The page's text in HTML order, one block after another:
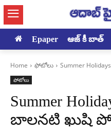
Epaper ఆజ్ కీ బాత్
Home ఫోటోలు Summer
ఫోటోలు
Summer
బాలనటి ఖుషి